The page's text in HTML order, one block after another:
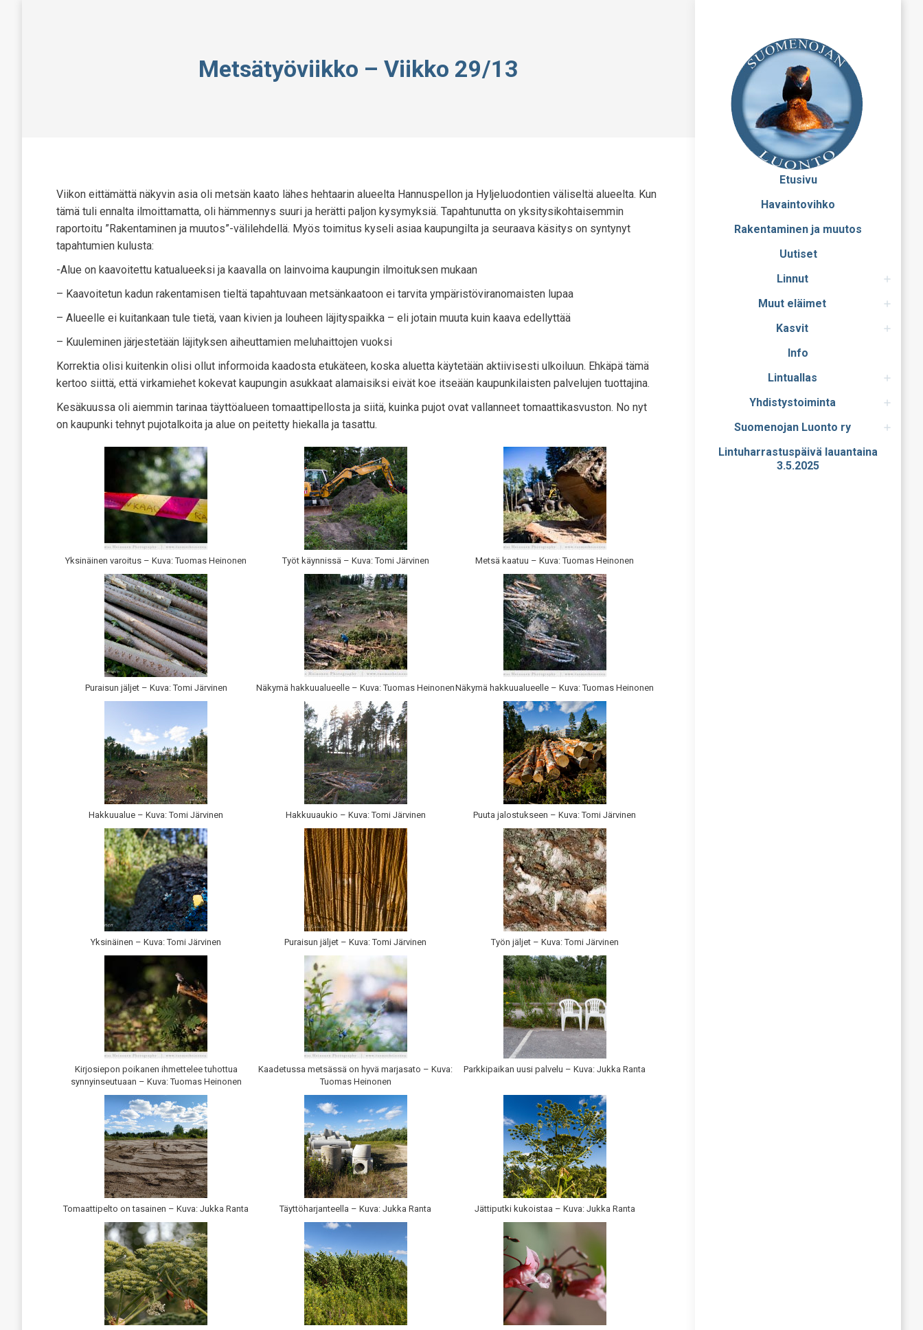
Etusivu
Havaintovihko
Rakentaminen ja muutos
Uutiset
Linnut
Muut eläimet
Kasvit
Info
Lintuallas
Yhdistystoiminta
Suomenojan Luonto ry
Lintuharrastuspäivä lauantaina
3.5.2025
Metsätyöviikko – Viikko 29/13
Viikon eittämättä näkyvin asia oli metsän kaato lähes hehtaarin alueelta Hannuspellon ja Hyljeluodontien väliseltä alueelta. Kun
tämä tuli ennalta ilmoittamatta, oli hämmennys suuri ja herätti paljon kysymyksiä. Tapahtunutta on yksitysikohtaisemmin
raportoitu ”Rakentaminen ja muutos”-välilehdellä. Myös toimitus kyseli asiaa kaupungilta ja seuraava käsitys on syntynyt
tapahtumien kulusta:
-Alue on kaavoitettu katualueeksi ja kaavalla on lainvoima kaupungin ilmoituksen mukaan
– Kaavoitetun kadun rakentamisen tieltä tapahtuvaan metsänkaatoon ei tarvita ympäristöviranomaisten lupaa
– Alueelle ei kuitankaan tule tietä, vaan kivien ja louheen läjityspaikka – eli jotain muuta kuin kaava edellyttää
– Kuuleminen järjestetään läjityksen aiheuttamien meluhaittojen vuoksi
Korrektia olisi kuitenkin olisi ollut informoida kaadosta etukäteen, koska aluetta käytetään aktiivisesti ulkoiluun. Ehkäpä tämä
kertoo siittä, että virkamiehet kokevat kaupungin asukkaat alamaisiksi eivät koe itseään kaupunkilaisten palvelujen tuottajina.
Kesäkuussa oli aiemmin tarinaa täyttöalueen tomaattipellosta ja siitä, kuinka pujot ovat vallanneet tomaattikasvuston. No nyt
on kaupunki tehnyt pujotalkoita ja alue on peitetty hiekalla ja tasattu.
Yksinäinen varoitus – Kuva: Tuomas Heinonen Työt käynnissä – Kuva: Tomi Järvinen Metsä kaatuu – Kuva: Tuomas Heinonen
Puraisun jäljet – Kuva: Tomi Järvinen Näkymä hakkuualueelle – Kuva: Tuomas HeinonenNäkymä hakkuualueelle – Kuva: Tuomas Heinonen
Hakkuualue – Kuva: Tomi Järvinen Hakkuuaukio – Kuva: Tomi Järvinen Puuta jalostukseen – Kuva: Tomi Järvinen
Yksinäinen – Kuva: Tomi Järvinen Puraisun jäljet – Kuva: Tomi Järvinen Työn jäljet – Kuva: Tomi Järvinen
Kirjosiepon poikanen ihmettelee tuhottua
synnyinseutuaan – Kuva: Tuomas Heinonen
Kaadetussa metsässä on hyvä marjasato – Kuva:
Tuomas Heinonen
Parkkipaikan uusi palvelu – Kuva: Jukka Ranta
Tomaattipelto on tasainen – Kuva: Jukka Ranta Täyttöharjanteella – Kuva: Jukka Ranta Jättiputki kukoistaa – Kuva: Jukka Ranta